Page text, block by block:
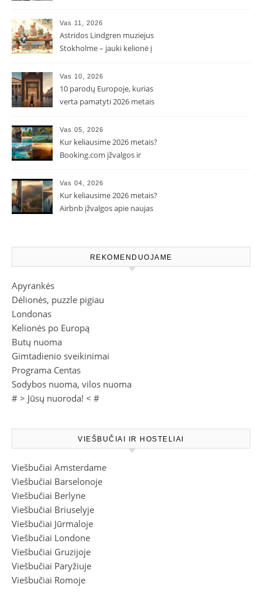
Vas 11, 2026
Astridos Lindgren muziejus
Stokholme – jauki kelionė į
Vas 10, 2026
10 parodų Europoje, kurias
verta pamatyti 2026 metais
Vas 05, 2026
Kur keliausime 2026 metais?
Booking.com įžvalgos ir
Vas 04, 2026
Kur keliausime 2026 metais?
Airbnb įžvalgos apie naujas
REKOMENDUOJAME
Apyrankės
Dėlionės, puzzle pigiau
Londonas
Kelionės po Europą
Butų nuoma
Gimtadienio sveikinimai
Programa Centas
Sodybos nuoma, vilos nuoma
# > Jūsų nuoroda! < #
VIEŠBUČIAI IR HOSTELIAI
Viešbučiai Amsterdame
Viešbučiai Barselonoje
Viešbučiai Berlyne
Viešbučiai Briuselyje
Viešbučiai Jūrmaloje
Viešbučiai Londone
Viešbučiai Gruzijoje
Viešbučiai Paryžiuje
Viešbučiai Romoje